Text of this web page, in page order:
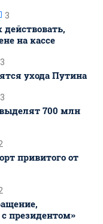
3
действовать,
на кассе
3
ухода Путина
3
700 млн
привитого от
президентом»